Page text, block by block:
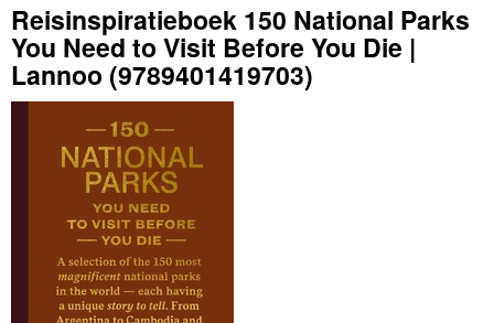
Reisinspiratieboek 150 National Parks
You Need to Visit Before You Die |
Lannoo (9789401419703)